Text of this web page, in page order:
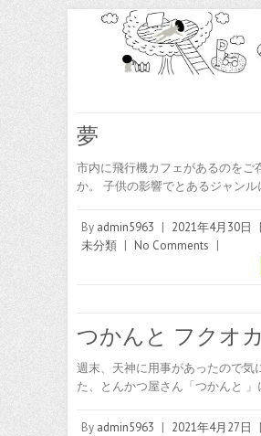
夢
市内に飛行機カフェがあるのをご
か。 子供の影響でとあるジャン
By admin5963 | 2021年4月30日
|
未分類 | No Comments |
つかんと フクオカ
週末、天神に用事があったので気
た、とんかつ屋さん「つかんと
By admin5963 | 2021年4月27日
|